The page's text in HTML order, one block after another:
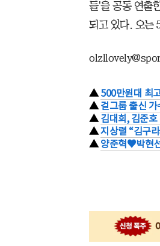
들'을 공동 연출
되고 있다. 오는
▲500만원대 최
▲걸그룹 출신
▲김대희, 김준
▲지상렬 “김구
▲양준혁♥박현